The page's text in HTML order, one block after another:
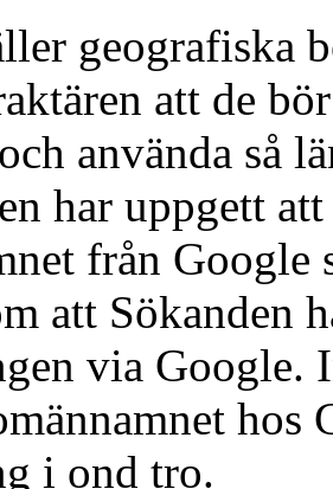
geografiska
att de
använda så
har uppgett
från Google
att Sökanden
via Google.
hos
i ond tro.